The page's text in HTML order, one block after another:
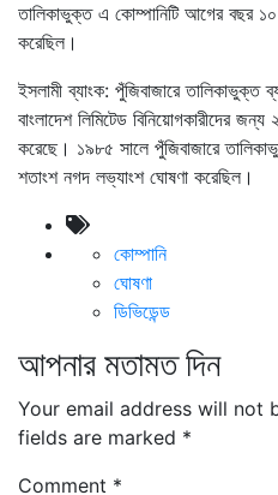
তালিকাভুক্ত এ কোম্পানিটি আগের বছর
করেছিল।
ইসলামী ব্যাংক: পুঁজিবাজারে তালিকাভুক্ত
বাংলাদেশ লিমিটেড বিনিয়োগকারীদের
করেছে। ১৯৮৫ সালে পুঁজিবাজারে
শতাংশ নগদ লভ্যাংশ ঘোষণা করেছিল।
কোম্পানি
ঘোষণা
ডিভিডেন্ড
আপনার মতামত দিন
Your email address will not
fields are marked *
Comment *